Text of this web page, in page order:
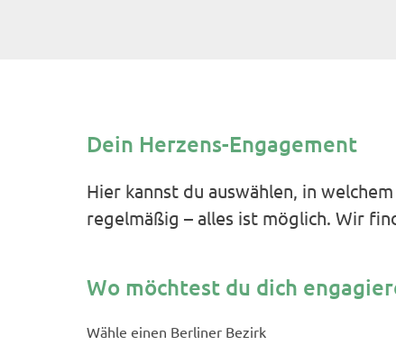
Dein Herzens-Engagement
Hier kannst du auswählen, in
regelmäßig – alles ist möglich. Wir
Wo möchtest du dich
Wähle einen Berliner Bezirk